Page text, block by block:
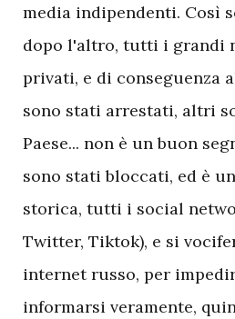
media indipendenti. Così
dopo l'altro, tutti i grandi
privati, e di conseguenza
sono stati arrestati, altri
Paese... non è un buon
sono stati bloccati, ed è
storica, tutti i social
Twitter, Tiktok), e si
internet russo, per
informarsi veramente,